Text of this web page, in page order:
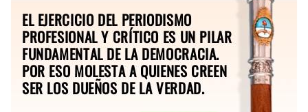
EL EJERCICIO DEL PERIODISMO
PROFESIONAL Y CRÍTICO ES UN PILAR
FUNDAMENTAL DE LA DEMOCRACIA.
POR ESO MOLESTA A QUIENES CREEN
SER LOS DUEÑOS DE LA VERDAD.